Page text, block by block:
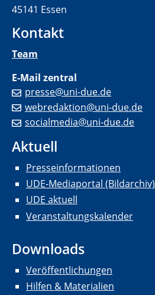
45141 Essen
Kontakt
Team
E-Mail zentral
presse@uni-due.de
webredaktion@uni-due.de
socialmedia@uni-due.de
Aktuell
Presseinformationen
UDE-Mediaportal (Bildarchiv)
UDE aktuell
Veranstaltungskalender
Downloads
Veröffentlichungen
Hilfen & Materialien